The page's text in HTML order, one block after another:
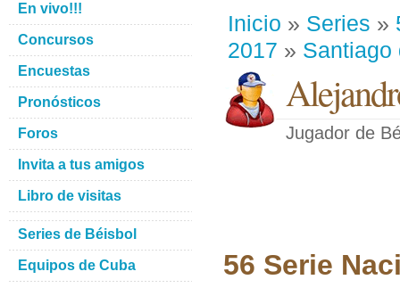
Inicio » Series »
2017 » Santiago
Jugador de
56 Serie
En vivo!!!
Concursos
Encuestas
Pronósticos
Foros
Invita a tus amigos
Libro de visitas
Series de Béisbol
Equipos de Cuba